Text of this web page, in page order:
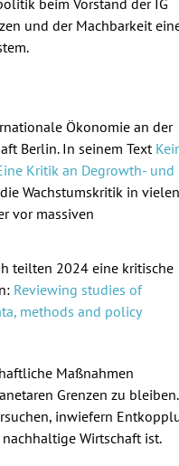
und der Machbarkeit
Ökonomie an der
Berlin. In seinem Text
Kritik an Degrowth- und
Wachstumskritik in vielen
vor massiven
teilten 2024 eine kritische
Reviewing studies of
methods and policy
Maßnahmen
Grenzen zu bleiben.
inwiefern
Wirtschaft ist.